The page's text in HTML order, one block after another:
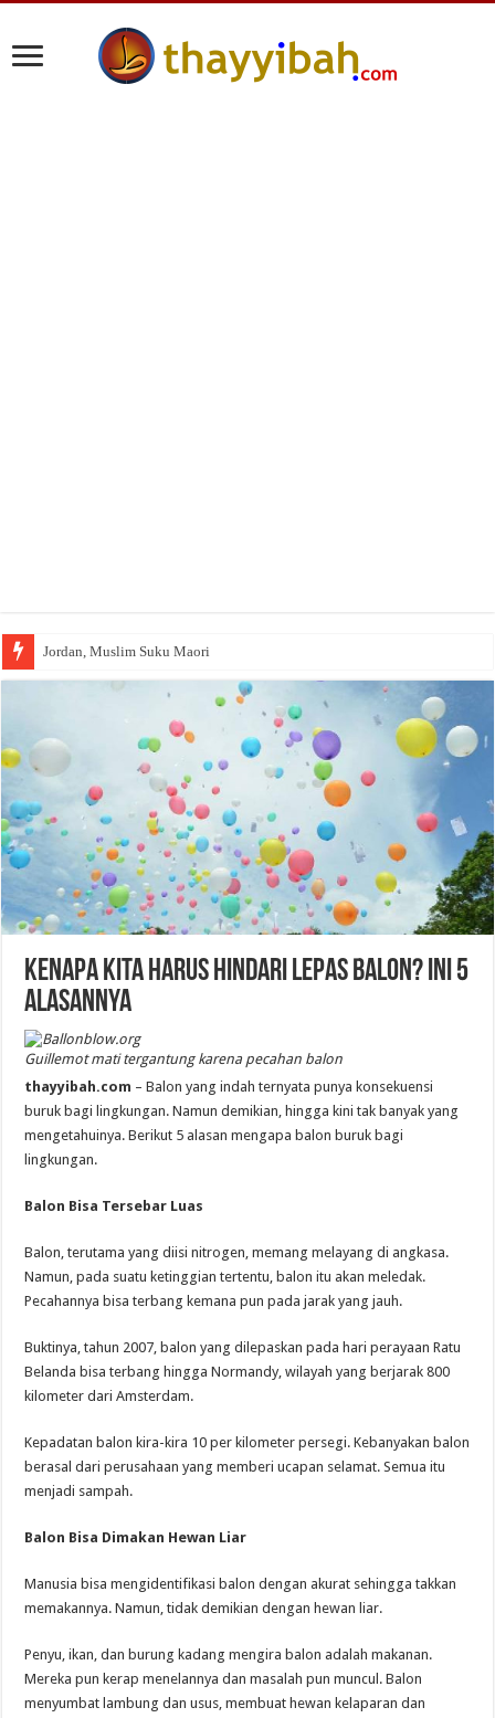
Jordan, Muslim Suku Maori
Kenapa Kita Harus Hindari Lepas Balon? Ini 5
Alasannya
Guillemot mati tergantung karena pecahan balon
thayyibah.com – Balon yang indah ternyata punya konsekuensi
buruk bagi lingkungan. Namun demikian, hingga kini tak banyak yang
mengetahuinya. Berikut 5 alasan mengapa balon buruk bagi
lingkungan.
Balon Bisa Tersebar Luas
Balon, terutama yang diisi nitrogen, memang melayang di angkasa.
Namun, pada suatu ketinggian tertentu, balon itu akan meledak.
Pecahannya bisa terbang kemana pun pada jarak yang jauh.
Buktinya, tahun 2007, balon yang dilepaskan pada hari perayaan Ratu
Belanda bisa terbang hingga Normandy, wilayah yang berjarak 800
kilometer dari Amsterdam.
Kepadatan balon kira-kira 10 per kilometer persegi. Kebanyakan balon
berasal dari perusahaan yang memberi ucapan selamat. Semua itu
menjadi sampah.
Balon Bisa Dimakan Hewan Liar
Manusia bisa mengidentifikasi balon dengan akurat sehingga takkan
memakannya. Namun, tidak demikian dengan hewan liar.
Penyu, ikan, dan burung kadang mengira balon adalah makanan.
Mereka pun kerap menelannya dan masalah pun muncul. Balon
menyumbat lambung dan usus, membuat hewan kelaparan dan